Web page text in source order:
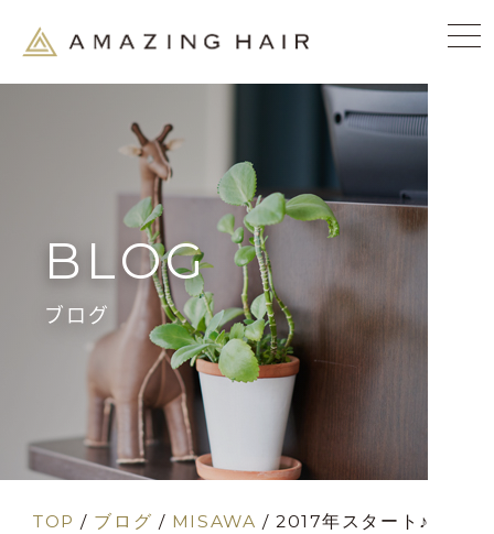
BLOG
ブログ
TOP / ブログ / MISAWA /2017年スタート♪